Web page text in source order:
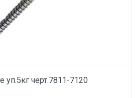
черт.7811-7120